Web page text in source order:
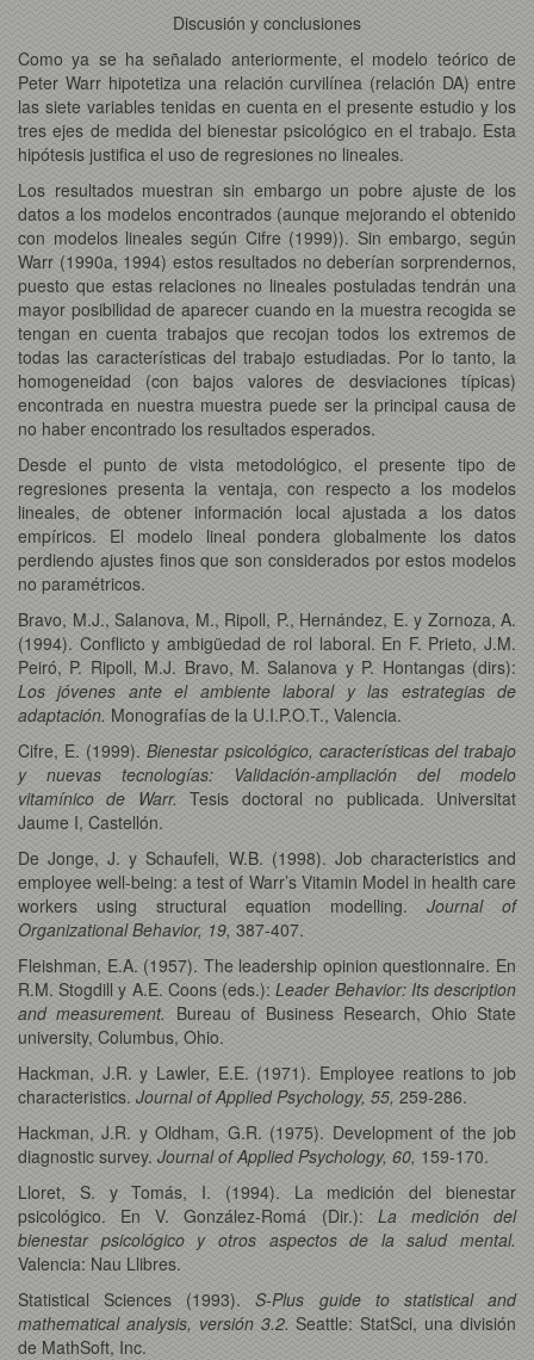
Discusión y conclusiones
Como ya se ha señalado anteriormente, el modelo teórico de
Peter Warr hipotetiza una relación curvilínea (relación DA) entre
las siete variables tenidas en cuenta en el presente estudio y los
tres ejes de medida del bienestar psicológico en el trabajo. Esta
hipótesis justifica el uso de regresiones no lineales.
Los resultados muestran sin embargo un pobre ajuste de los
datos a los modelos encontrados (aunque mejorando el obtenido
con modelos lineales según Cifre (1999)). Sin embargo, según
Warr (1990a, 1994) estos resultados no deberían sorprendernos,
puesto que estas relaciones no lineales postuladas tendrán una
mayor posibilidad de aparecer cuando en la muestra recogida se
tengan en cuenta trabajos que recojan todos los extremos de
todas las características del trabajo estudiadas. Por lo tanto, la
homogeneidad (con bajos valores de desviaciones típicas)
encontrada en nuestra muestra puede ser la principal causa de
no haber encontrado los resultados esperados.
Desde el punto de vista metodológico, el presente tipo de
regresiones presenta la ventaja, con respecto a los modelos
lineales, de obtener información local ajustada a los datos
empíricos. El modelo lineal pondera globalmente los datos
perdiendo ajustes finos que son considerados por estos modelos
no paramétricos.
Bravo, M.J., Salanova, M., Ripoll, P., Hernández, E. y Zornoza, A.
(1994). Conflicto y ambigüedad de rol laboral. En F. Prieto, J.M.
Peiró, P. Ripoll, M.J. Bravo, M. Salanova y P. Hontangas (dirs):
Los jóvenes ante el ambiente laboral y las estrategias de
adaptación. Monografías de la U.I.P.O.T., Valencia.
Cifre, E. (1999).Bienestar psicológico, características del trabajo
y nuevas tecnologías: Validación-ampliación del modelo
vitamínico de Warr. Tesis doctoral no publicada. Universitat
Jaume I, Castellón.
De Jonge, J. y Schaufeli, W.B. (1998). Job characteristics and
employee well-being: a test of Warr’s Vitamin Model in health care
workers using structural equation modelling. Journal of
Organizational Behavior, 19, 387-407.
Fleishman, E.A. (1957). The leadership opinion questionnaire. En
R.M. Stogdill y A.E. Coons (eds.):Leader Behavior: Its description
and measurement. Bureau of Business Research, Ohio State
university, Columbus, Ohio.
Hackman, J.R. y Lawler, E.E. (1971). Employee reations to job
characteristics. Journal of Applied Psychology, 55, 259-286.
Hackman, J.R. y Oldham, G.R. (1975). Development of the job
diagnostic survey. Journal of Applied Psychology, 60, 159-170.
Lloret, S. y Tomás, I. (1994). La medición del bienestar
psicológico. En V. González-Romá (Dir.): La medición del
bienestar psicológico y otros aspectos de la salud mental.
Valencia: Nau Llibres.
Statistical Sciences (1993).S-Plus guide to statistical and
mathematical analysis, versión 3.2.Seattle: StatSci, una división
de MathSoft, Inc.